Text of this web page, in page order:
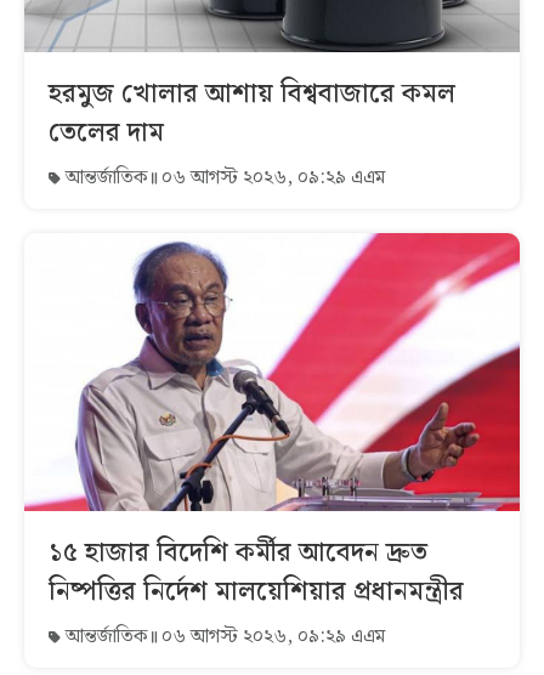
হরমুজ খোলার আশায় বিশ্ববাজারে কমল
তেলের দাম
আন্তর্জাতিক ০৬ আগস্ট ২০২৬, ০৯:২৯ এএম
১৫ হাজার বিদেশি কর্মীর আবেদন দ্রুত
নিষ্পত্তির নির্দেশ মালয়েশিয়ার প্রধানমন্ত্রীর
আন্তর্জাতিক ০৬ আগস্ট ২০২৬, ০৯:২৯ এএম